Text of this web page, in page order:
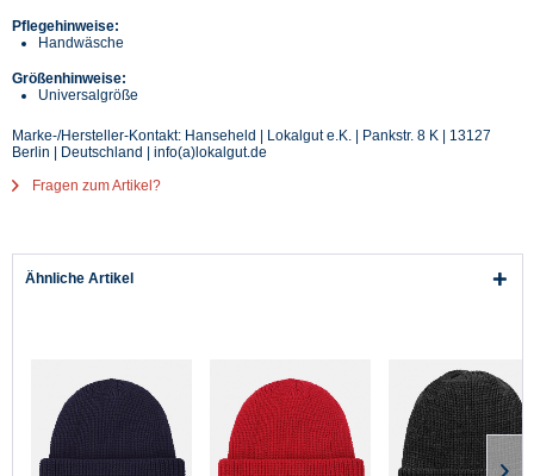
Pflegehinweise:
Handwäsche
Größenhinweise:
Universalgröße
Marke-/Hersteller-Kontakt: Hanseheld | Lokalgut e.K. | Pankstr. 8 K | 13127
Berlin | Deutschland | info(a)lokalgut.de
Fragen zum Artikel?
Ähnliche Artikel